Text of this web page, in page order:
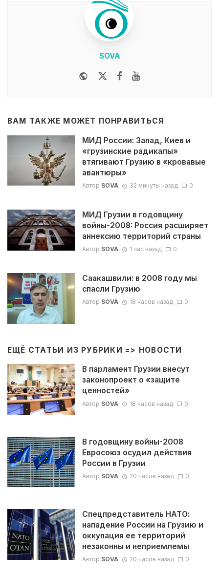
SOVA
WebsiteTwitterFacebook
ВАМ ТАКЖЕ МОЖЕТ ПОНРАВИТЬСЯ
МИД России: Запад, Киев и
«грузинские радикалы»
втягивают Грузию в «кровавые
авантюры»
Автор SOVA 32 минуты назад 0
МИД Грузии в годовщину
войны-2008: Россия расширяет
аннексию территорий страны
Автор SOVA 1 час назад 0
Саакашвили: в 2008 году мы
спасли Грузию
Автор SOVA 18 часов назад 0
ЕЩЁ СТАТЬИ ИЗ РУБРИКИ => НОВОСТИ
В парламент Грузии внесут
законопроект о «защите
ценностей»
Автор SOVA 18 часов назад 0
В годовщину войны-2008
Евросоюз осудил действия
России в Грузии
Автор SOVA 20 часов назад 0
Спецпредставитель НАТО:
нападение России на Грузию и
оккупация ее территорий
незаконны и неприемлемы
Автор SOVA 20 часов назад 0